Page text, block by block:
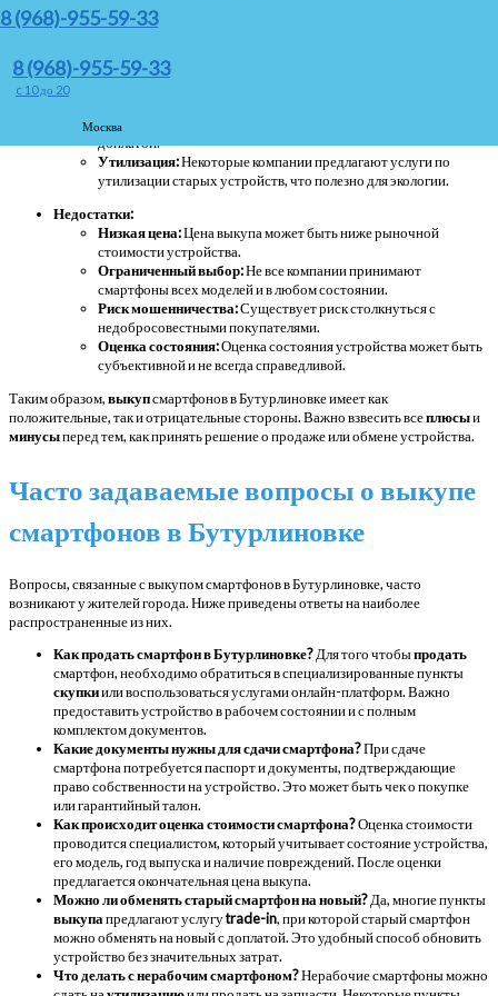
8 (968)-955-59-33
8 (968)-955-59-33
c 10 до 20
Москва
Быстрая продажа:
смартфон и получить деньги на руки.
и усилий, что делает его удобным для занятых людей.
Trade-in:
доплатой.
Утилизация:Некоторые компании предлагают услуги по
утилизации старых устройств, что полезно для экологии.
Недостатки:
Низкая цена:Цена выкупа может быть ниже рыночной
стоимости устройства.
Ограниченный выбор:Не все компании принимают
смартфоны всех моделей и в любом состоянии.
Риск мошенничества:Существует риск столкнуться с
недобросовестными покупателями.
Оценка состояния:Оценка состояния устройства может быть
субъективной и не всегда справедливой.
Таким образом,выкупсмартфонов в Бутурлиновке имеет как
положительные, так и отрицательные стороны. Важно взвесить всеплюсыи
минусыперед тем, как принять решение о продаже или обмене устройства.
Часто задаваемые вопросы о выкупе
смартфонов в Бутурлиновке
Вопросы, связанные с выкупом смартфонов в Бутурлиновке, часто
возникают у жителей города. Ниже приведены ответы на наиболее
распространенные из них.
Как продать смартфон в Бутурлиновке?Для того чтобыпродать
смартфон, необходимо обратиться в специализированные пункты
скупкиили воспользоваться услугами онлайн-платформ. Важно
предоставить устройство в рабочем состоянии и с полным
комплектом документов.
Какие документы нужны для сдачи смартфона?При сдаче
смартфона потребуется паспорт и документы, подтверждающие
право собственности на устройство. Это может быть чек о покупке
или гарантийный талон.
Как происходит оценка стоимости смартфона?Оценка стоимости
проводится специалистом, который учитывает состояние устройства,
его модель, год выпуска и наличие повреждений. После оценки
предлагается окончательная цена выкупа.
Можно ли обменять старый смартфон на новый?Да, многие пункты
выкупапредлагают услугуtrade-in, при которой старый смартфон
можно обменять на новый с доплатой. Это удобный способ обновить
устройство без значительных затрат.
Что делать с нерабочим смартфоном?Нерабочие смартфоны можно